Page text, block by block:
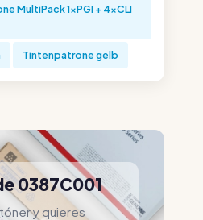
MultiPack 1xPGI + 4xCLI
Tintenpatrone gelb
0387C001
y quieres